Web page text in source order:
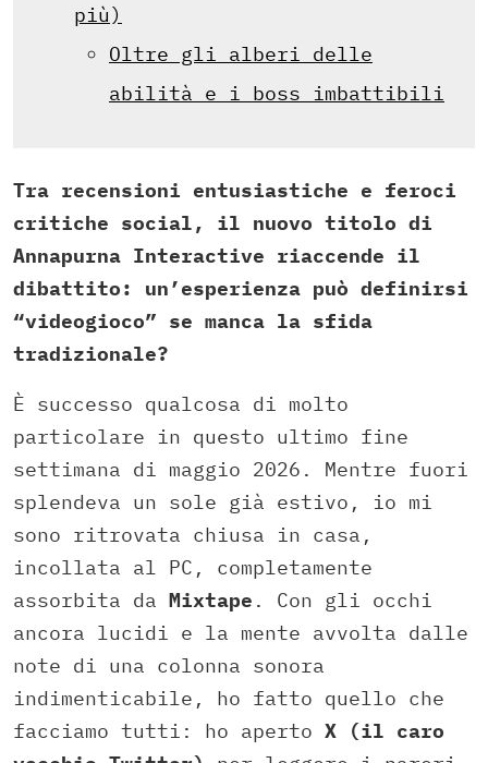
più)
Oltre gli alberi delle
abilità e i boss imbattibili
Tra recensioni entusiastiche e feroci
critiche social, il nuovo titolo di
Annapurna Interactive riaccende il
dibattito: un’esperienza può definirsi
“videogioco” se manca la sfida
tradizionale?
È successo qualcosa di molto
particolare in questo ultimo fine
settimana di maggio 2026. Mentre fuori
splendeva un sole già estivo, io mi
sono ritrovata chiusa in casa,
incollata al PC, completamente
assorbita da Mixtape . Con gli occhi
ancora lucidi e la mente avvolta dalle
note di una colonna sonora
indimenticabile, ho fatto quello che
facciamo tutti: ho aperto X (il caro